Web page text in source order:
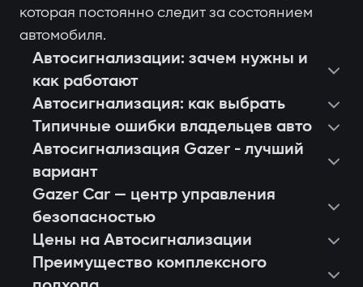
которая постоянно следит за состоянием
автомобиля.
Автосигнализации: зачем нужны и
как работают
Автосигнализация: как выбрать
Типичные ошибки владельцев авто
Автосигнализация Gazer - лучший
вариант
Gazer Car — центр управления
безопасностью
Цены на Автосигнализации
Преимущество комплексного